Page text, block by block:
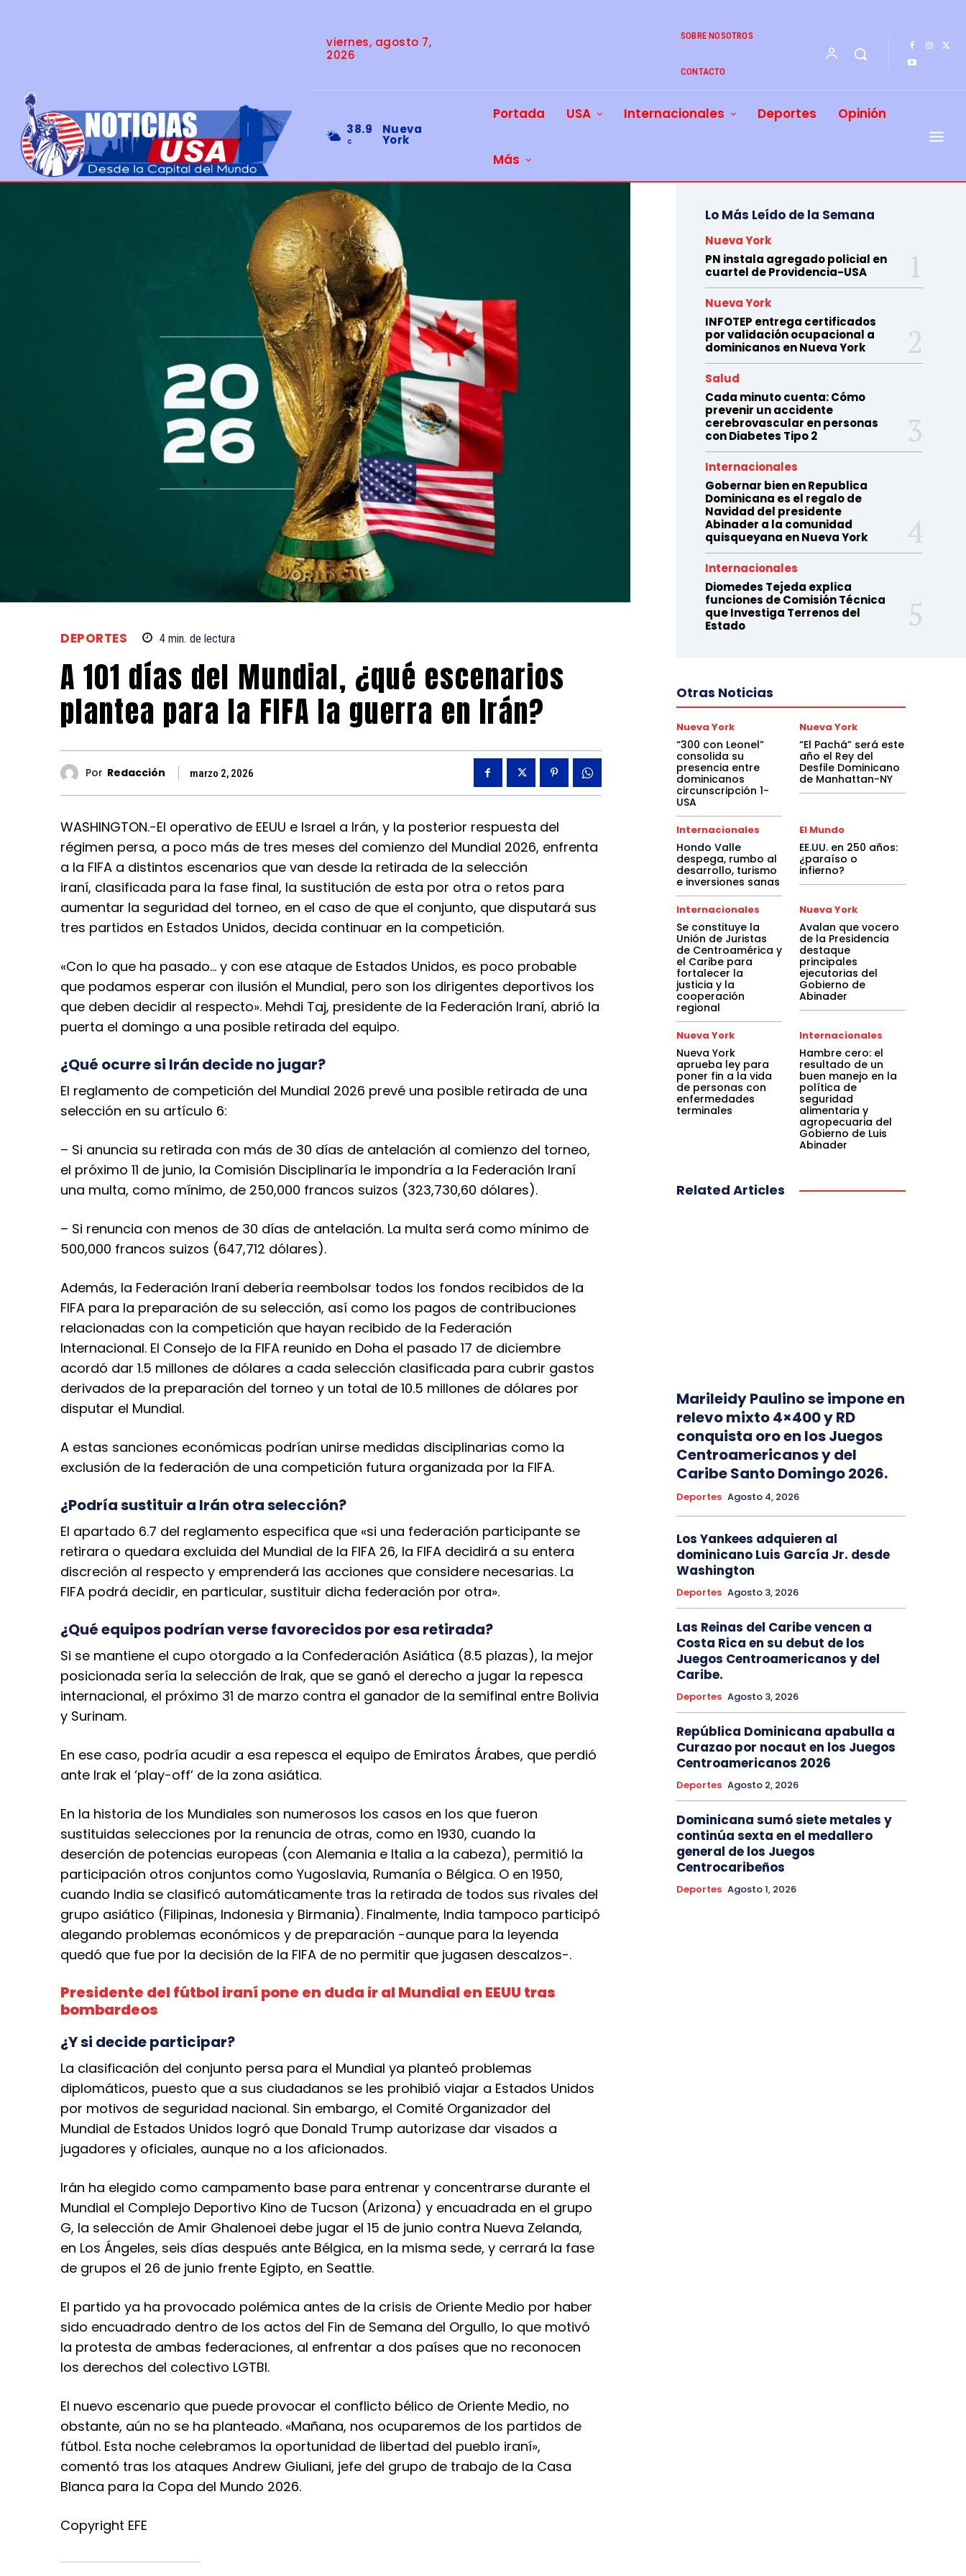
viernes, agosto 7,
2026
SOBRE NOSOTROS
CONTACTO
38.9
C
Nueva
York
Portada USA Internacionales Deportes Opinión
Más
DEPORTES 4 min. de lectura
A 101 días del Mundial, ¿qué escenarios
plantea para la FIFA la guerra en Irán?
Por Redacción marzo 2, 2026
WASHINGTON.-El operativo de EEUU e Israel a Irán, y la posterior respuesta del
régimen persa, a poco más de tres meses del comienzo del Mundial 2026, enfrenta
a la FIFA a distintos escenarios que van desde la retirada de la selección
iraní, clasificada para la fase final, la sustitución de esta por otra o retos para
aumentar la seguridad del torneo, en el caso de que el conjunto, que disputará sus
tres partidos en Estados Unidos, decida continuar en la competición.
«Con lo que ha pasado… y con ese ataque de Estados Unidos, es poco probable
que podamos esperar con ilusión el Mundial, pero son los dirigentes deportivos los
que deben decidir al respecto». Mehdi Taj, presidente de la Federación Iraní, abrió la
puerta el domingo a una posible retirada del equipo.
¿Qué ocurre si Irán decide no jugar?
El reglamento de competición del Mundial 2026 prevé una posible retirada de una
selección en su artículo 6:
– Si anuncia su retirada con más de 30 días de antelación al comienzo del torneo,
el próximo 11 de junio, la Comisión Disciplinaría le impondría a la Federación Iraní
una multa, como mínimo, de 250,000 francos suizos (323,730,60 dólares).
– Si renuncia con menos de 30 días de antelación. La multa será como mínimo de
500,000 francos suizos (647,712 dólares).
Además, la Federación Iraní debería reembolsar todos los fondos recibidos de la
FIFA para la preparación de su selección, así como los pagos de contribuciones
relacionadas con la competición que hayan recibido de la Federación
Internacional. El Consejo de la FIFA reunido en Doha el pasado 17 de diciembre
acordó dar 1.5 millones de dólares a cada selección clasificada para cubrir gastos
derivados de la preparación del torneo y un total de 10.5 millones de dólares por
disputar el Mundial.
A estas sanciones económicas podrían unirse medidas disciplinarias como la
exclusión de la federación de una competición futura organizada por la FIFA.
¿Podría sustituir a Irán otra selección?
El apartado 6.7 del reglamento especifica que «si una federación participante se
retirara o quedara excluida del Mundial de la FIFA 26, la FIFA decidirá a su entera
discreción al respecto y emprenderá las acciones que considere necesarias. La
FIFA podrá decidir, en particular, sustituir dicha federación por otra».
¿Qué equipos podrían verse favorecidos por esa retirada?
Si se mantiene el cupo otorgado a la Confederación Asiática (8.5 plazas), la mejor
posicionada sería la selección de Irak, que se ganó el derecho a jugar la repesca
internacional, el próximo 31 de marzo contra el ganador de la semifinal entre Bolivia
y Surinam.
En ese caso, podría acudir a esa repesca el equipo de Emiratos Árabes, que perdió
ante Irak el ‘play-off’ de la zona asiática.
En la historia de los Mundiales son numerosos los casos en los que fueron
sustituidas selecciones por la renuncia de otras, como en 1930, cuando la
deserción de potencias europeas (con Alemania e Italia a la cabeza), permitió la
participación otros conjuntos como Yugoslavia, Rumanía o Bélgica. O en 1950,
cuando India se clasificó automáticamente tras la retirada de todos sus rivales del
grupo asiático (Filipinas, Indonesia y Birmania). Finalmente, India tampoco participó
alegando problemas económicos y de preparación -aunque para la leyenda
quedó que fue por la decisión de la FIFA de no permitir que jugasen descalzos-.
Presidente del fútbol iraní pone en duda ir al Mundial en EEUU tras
bombardeos
¿Y si decide participar?
La clasificación del conjunto persa para el Mundial ya planteó problemas
diplomáticos, puesto que a sus ciudadanos se les prohibió viajar a Estados Unidos
por motivos de seguridad nacional. Sin embargo, el Comité Organizador del
Mundial de Estados Unidos logró que Donald Trump autorizase dar visados a
jugadores y oficiales, aunque no a los aficionados.
Irán ha elegido como campamento base para entrenar y concentrarse durante el
Mundial el Complejo Deportivo Kino de Tucson (Arizona) y encuadrada en el grupo
G, la selección de Amir Ghalenoei debe jugar el 15 de junio contra Nueva Zelanda,
en Los Ángeles, seis días después ante Bélgica, en la misma sede, y cerrará la fase
de grupos el 26 de junio frente Egipto, en Seattle.
El partido ya ha provocado polémica antes de la crisis de Oriente Medio por haber
sido encuadrado dentro de los actos del Fin de Semana del Orgullo, lo que motivó
la protesta de ambas federaciones, al enfrentar a dos países que no reconocen
los derechos del colectivo LGTBI.
El nuevo escenario que puede provocar el conflicto bélico de Oriente Medio, no
obstante, aún no se ha planteado. «Mañana, nos ocuparemos de los partidos de
fútbol. Esta noche celebramos la oportunidad de libertad del pueblo iraní»,
comentó tras los ataques Andrew Giuliani, jefe del grupo de trabajo de la Casa
Blanca para la Copa del Mundo 2026.
Copyright EFE
Lo Más Leído de la Semana
Nueva York
PN instala agregado policial en
cuartel de Providencia-USA
Nueva York
INFOTEP entrega certificados
por validación ocupacional a
dominicanos en Nueva York
Salud
Cada minuto cuenta: Cómo
prevenir un accidente
cerebrovascular en personas
con Diabetes Tipo 2
Internacionales
Gobernar bien en Republica
Dominicana es el regalo de
Navidad del presidente
Abinader a la comunidad
quisqueyana en Nueva York
Internacionales
Diomedes Tejeda explica
funciones de Comisión Técnica
que Investiga Terrenos del
Estado
Otras Noticias
Nueva York
“300 con Leonel”
consolida su
presencia entre
dominicanos
circunscripción 1-
USA
Nueva York
“El Pachá” será este
año el Rey del
Desfile Dominicano
de Manhattan-NY
Internacionales
Hondo Valle
despega, rumbo al
desarrollo, turismo
e inversiones sanas
El Mundo
EE.UU. en 250 años:
¿paraíso o
infierno?
Internacionales
Se constituye la
Unión de Juristas
de Centroamérica y
el Caribe para
fortalecer la
justicia y la
cooperación
regional
Nueva York
Avalan que vocero
de la Presidencia
destaque
principales
ejecutorias del
Gobierno de
Abinader
Nueva York
Nueva York
aprueba ley para
poner fin a la vida
de personas con
enfermedades
terminales
Internacionales
Hambre cero: el
resultado de un
buen manejo en la
política de
seguridad
alimentaria y
agropecuaria del
Gobierno de Luis
Abinader
Related Articles
Marileidy Paulino se impone en
relevo mixto 4×400 y RD
conquista oro en los Juegos
Centroamericanos y del
Caribe Santo Domingo 2026.
Deportes Agosto 4, 2026
Los Yankees adquieren al
dominicano Luis García Jr. desde
Washington
Deportes Agosto 3, 2026
Las Reinas del Caribe vencen a
Costa Rica en su debut de los
Juegos Centroamericanos y del
Caribe.
Deportes Agosto 3, 2026
República Dominicana apabulla a
Curazao por nocaut en los Juegos
Centroamericanos 2026
Deportes Agosto 2, 2026
Dominicana sumó siete metales y
continúa sexta en el medallero
general de los Juegos
Centrocaribeños
Deportes Agosto 1, 2026